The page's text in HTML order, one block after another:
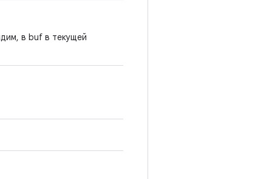
в buf в текущей